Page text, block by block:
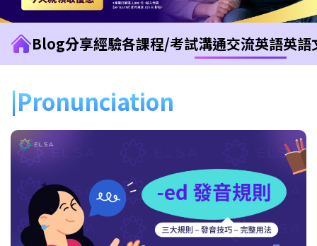
Blog分享經驗各課程/考試溝通交流英語英語
Pronunciation